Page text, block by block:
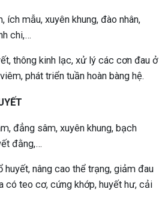
ích mẫu, xuyên khung, đào nhân,
chi,…
thông kinh lạc, xử lý các cơn đau ở
phát triển tuần hoàn bàng hệ.
đẳng sâm, xuyên khung, bạch
đằng,…
huyết, nâng cao thể trạng, giảm đau
có teo cơ, cứng khớp, huyết hư, cải